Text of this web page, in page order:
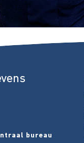
bureau